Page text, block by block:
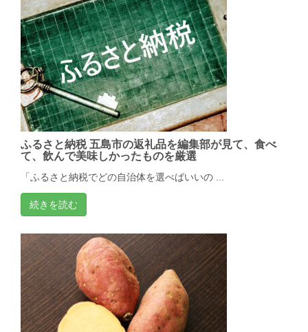
ふるさと納税 五島市の返礼品を編集部が見て、食べ
て、飲んで美味しかったものを厳選
「ふるさと納税でどの自治体を選べばいいの ...
続きを読む